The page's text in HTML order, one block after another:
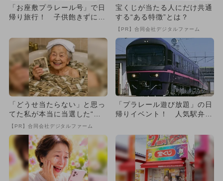
「お座敷プラレール号」で日
帰り旅行！ 子供飽きずに遊
宝くじが当たる人にだけ共通
する“ある特徴”とは？
【PR】合同会社デジタルファーム
「どうせ当たらない」と思っ
てた私が本当に当選した“買
い方”がこれ
【PR】合同会社デジタルファーム
「プラレール遊び放題」の日
帰りイベント！ 人気駅弁＆